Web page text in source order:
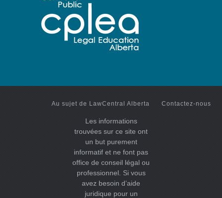
Au sujet de LawCentral Alberta Contactez-nous
Les informations
trouvées sur ce site ont
un but purement
informatif et ne font pas
office de conseil légal ou
professionnel. Si vous
avez besoin d’aide
juridique pour un